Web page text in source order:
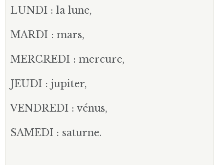
LUNDI : la lune,
MARDI : mars,
MERCREDI : mercure,
JEUDI : jupiter,
VENDREDI : vénus,
SAMEDI : saturne.